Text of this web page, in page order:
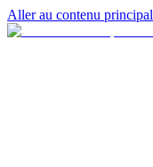
Aller au contenu principal